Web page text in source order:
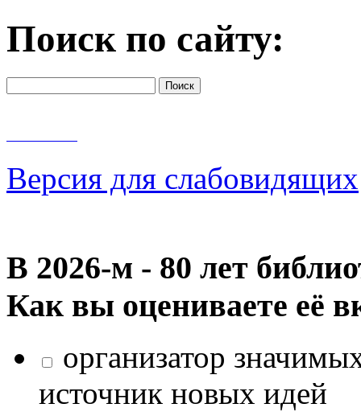
Поиск по сайту:
Версия для слабовидящих
В 2026‑м - 80 лет
Как вы оцениваете её
организатор
источник новых идей